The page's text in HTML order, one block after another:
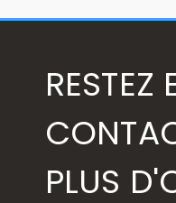
RESTEZ
PLUS